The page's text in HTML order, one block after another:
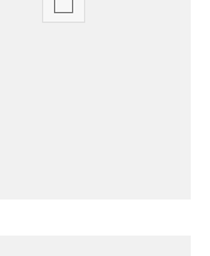
Postavke